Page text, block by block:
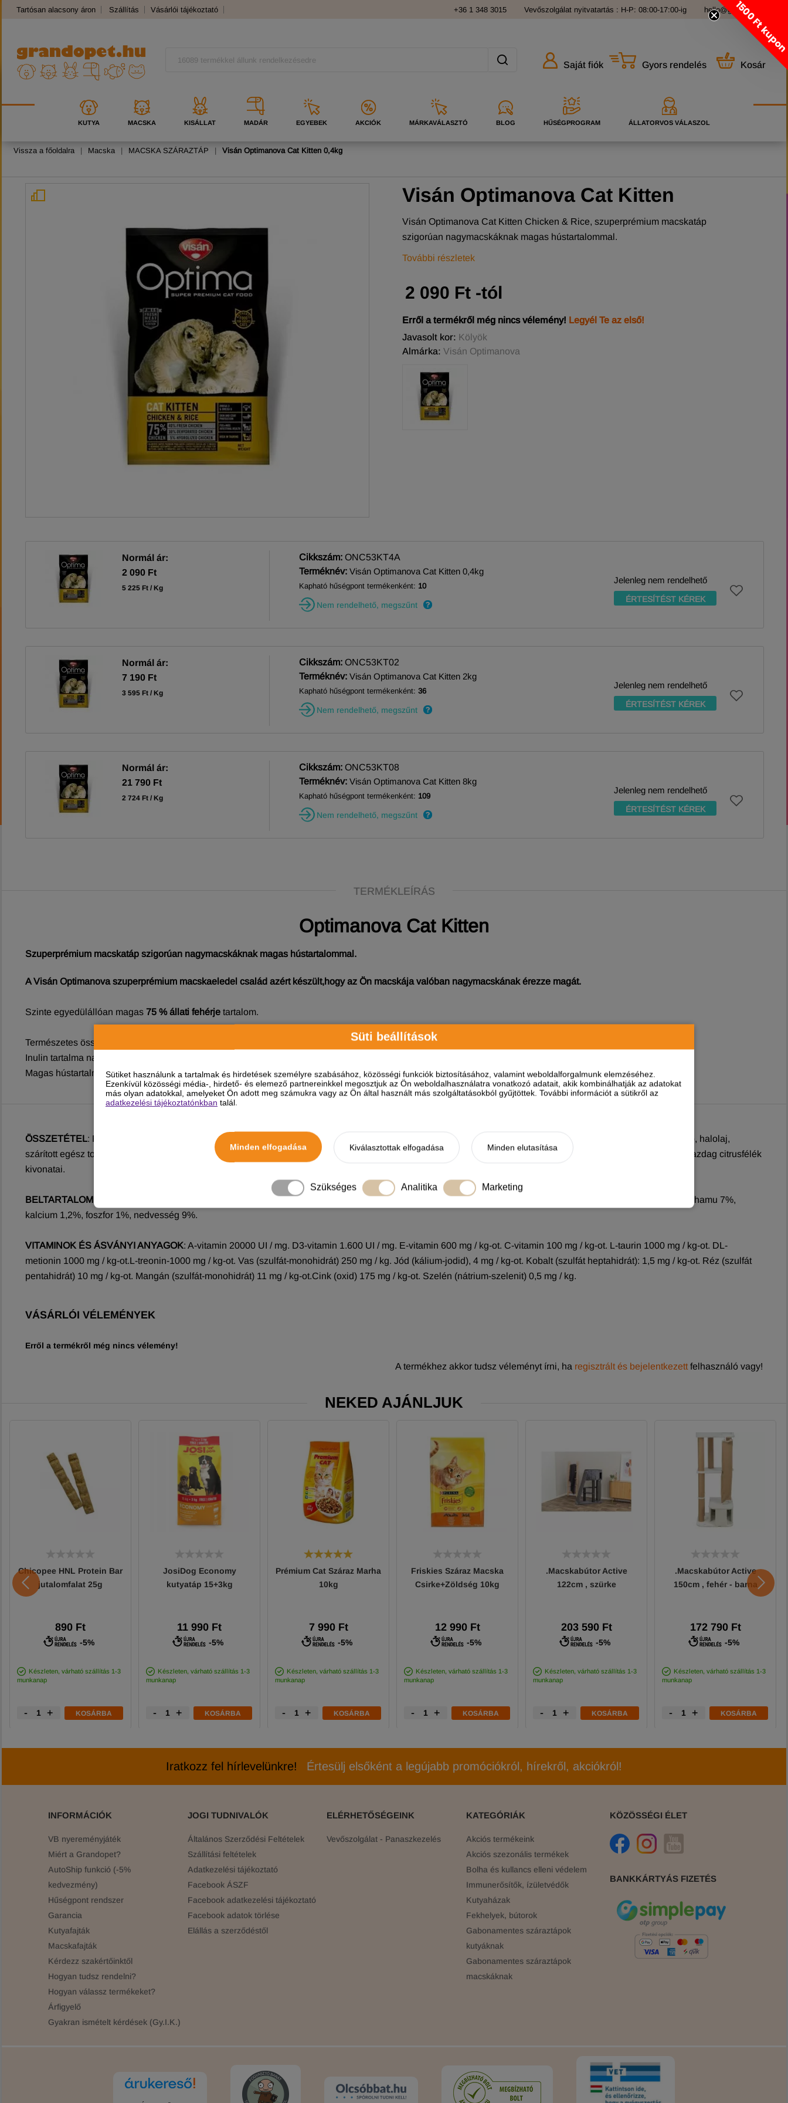
Süti beállítások
Sütiket használunk a tartalmak és hirdetések személyre szabásához, közösségi funkciók biztosításához, valamint weboldalforgalmunk elemzéséhez.
Ezenkívül közösségi média-, hirdető- és elemező partnereinkkel megosztjuk az Ön weboldalhasználatra vonatkozó adatait, akik kombinálhatják az adatokat
más olyan adatokkal, amelyeket Ön adott meg számukra vagy az Ön által használt más szolgáltatásokból gyűjtöttek. További információt a sütikről az
adatkezelési tájékoztatónkban talál.
Minden elfogadása Kiválasztottak elfogadása Minden elutasítása
Szükséges Analitika Marketing
Tartósan alacsony áron Szállítás Vásárlói tájékoztató +36 1 348 3015 Vevőszolgálat nyitvatartás : H-P: 08:00-17:00-ig hello@grandopet.hu
Saját fiók Gyors rendelés Kosár
KUTYA MACSKA KISÁLLAT MADÁR EGYEBEK AKCIÓK MÁRKAVÁLASZTÓ BLOG HŰSÉGPROGRAM ÁLLATORVOS VÁLASZOL
Vissza a főoldalra | Macska | MACSKA SZÁRAZTÁP | Visán Optimanova Cat Kitten 0,4kg
Visán Optimanova Cat Kitten
Visán Optimanova Cat Kitten Chicken & Rice, szuperprémium macskatáp
szigorúan nagymacskáknak magas hústartalommal.
További részletek
2 090 Ft -tól
Erről a termékről még nincs vélemény! Legyél Te az első!
Javasolt kor: Kölyök
Almárka: Visán Optimanova
Normál ár:
2 090 Ft
5 225 Ft / Kg
Cikkszám: ONC53KT4A
Terméknév: Visán Optimanova Cat Kitten 0,4kg
Kapható hűségpont termékenként: 10
Nem rendelhető, megszűnt
Jelenleg nem rendelhető
ÉRTESÍTÉST KÉREK
Normál ár:
7 190 Ft
3 595 Ft / Kg
Cikkszám: ONC53KT02
Terméknév: Visán Optimanova Cat Kitten 2kg
Kapható hűségpont termékenként: 36
Nem rendelhető, megszűnt
Jelenleg nem rendelhető
ÉRTESÍTÉST KÉREK
Normál ár:
21 790 Ft
2 724 Ft / Kg
Cikkszám: ONC53KT08
Terméknév: Visán Optimanova Cat Kitten 8kg
Kapható hűségpont termékenként: 109
Nem rendelhető, megszűnt
Jelenleg nem rendelhető
ÉRTESÍTÉST KÉREK
TERMÉKLEÍRÁS
Optimanova Cat Kitten
Szuperprémium macskatáp szigorúan nagymacskáknak magas hústartalommal.
A Visán Optimanova szuperprémium macskaeledel család azért készült,hogy az Ön macskája valóban nagymacskának érezze magát.
Szinte egyedülállóan magas 75 % állati fehérje tartalom.
Természetes összetevőkből nyert vitaminok és ásványi anyagok gazdagítják.
Inulin tartalma nagyban hozzájárul a megfelelő emészthetőség és a bélflóra optimalizálásához.
Magas hústartalma miatt rendkívül ízletes még a válogatós cicáknak is.
ÖSSZETÉTEL: Friss csirke (40%), rizs (14%), dehidratált baromfihús (30%), csirkezsír, kukorica, kukorica glutén, élesztő, hidrolizált csirkemáj 5%-, hal-, cékla pép, halolaj,
szárított egész tojás , monokalcium-foszfát, só, inulin (forrás frukto-oligoszacharidok) (0,1%), mannanooligosaccharidok (0,1%), nátrium-foszfát, bioflavonoidban gazdag citrusfélék
kivonatai.
BELTARTALOM : Nyersfehérje 33%, nyers olajok és zsírok 18%,omega 6 zsírsav : 3,75%, omega 3 zsírsavak : 0,75%, nyers rost 2%, a teljes élelmi rost 6%, nyers hamu 7%,
kalcium 1,2%, foszfor 1%, nedvesség 9%.
VITAMINOK ÉS ÁSVÁNYI ANYAGOK: A-vitamin 20000 UI / mg. D3-vitamin 1.600 UI / mg. E-vitamin 600 mg / kg-ot. C-vitamin 100 mg / kg-ot. L-taurin 1000 mg / kg-ot. DL-
metionin 1000 mg / kg-ot.L-treonin-1000 mg / kg-ot. Vas (szulfát-monohidrát) 250 mg / kg. Jód (kálium-jodid), 4 mg / kg-ot. Kobalt (szulfát heptahidrát): 1,5 mg / kg-ot. Réz (szulfát
pentahidrát) 10 mg / kg-ot. Mangán (szulfát-monohidrát) 11 mg / kg-ot.Cink (oxid) 175 mg / kg-ot. Szelén (nátrium-szelenit) 0,5 mg / kg.
VÁSÁRLÓI VÉLEMÉNYEK
Erről a termékről még nincs vélemény!
A termékhez akkor tudsz véleményt írni, ha regisztrált és bejelentkezett felhasználó vagy!
NEKED AJÁNLJUK
Chicopee HNL Protein Bar
jutalomfalat 25g
890 Ft
-5%
Készleten, várható szállítás 1-3
munkanap
- + KOSÁRBA
JosiDog Economy
kutyatáp 15+3kg
11 990 Ft
-5%
Készleten, várható szállítás 1-3
munkanap
- + KOSÁRBA
Prémium Cat Száraz Marha
10kg
7 990 Ft
-5%
Készleten, várható szállítás 1-3
munkanap
- + KOSÁRBA
Friskies Száraz Macska
Csirke+Zöldség 10kg
12 990 Ft
-5%
Készleten, várható szállítás 1-3
munkanap
- + KOSÁRBA
.Macskabútor Active
122cm , szürke
203 590 Ft
-5%
Készleten, várható szállítás 1-3
munkanap
- + KOSÁRBA
.Macskabútor Active
150cm , fehér - barna
172 790 Ft
-5%
Készleten, várható szállítás 1-3
munkanap
- + KOSÁRBA
Iratkozz fel hírlevelünkre! Értesülj elsőként a legújabb promóciókról, hírekről, akciókról!
INFORMÁCIÓK
VB nyereményjáték
Miért a Grandopet?
AutoShip funkció (-5%
kedvezmény)
Hűségpont rendszer
Garancia
Kutyafajták
Macskafajták
Kérdezz szakértőinktől
Hogyan tudsz rendelni?
Hogyan válassz termékeket?
Árfigyelő
Gyakran ismételt kérdések (Gy.I.K.)
JOGI TUDNIVALÓK
Általános Szerződési Feltételek
Szállítási feltételek
Adatkezelési tájékoztató
Facebook ÁSZF
Facebook adatkezelési tájékoztató
Facebook adatok törlése
Elállás a szerződéstől
ELÉRHETŐSÉGEINK
Vevőszolgálat - Panaszkezelés
KATEGÓRIÁK
Akciós termékeink
Akciós szezonális termékek
Bolha és kullancs elleni védelem
Immunerősítők, ízületvédők
Kutyaházak
Fekhelyek, bútorok
Gabonamentes száraztápok
kutyáknak
Gabonamentes száraztápok
macskáknak
KÖZÖSSÉGI ÉLET
BANKKÁRTYÁS FIZETÉS
1500 Ft